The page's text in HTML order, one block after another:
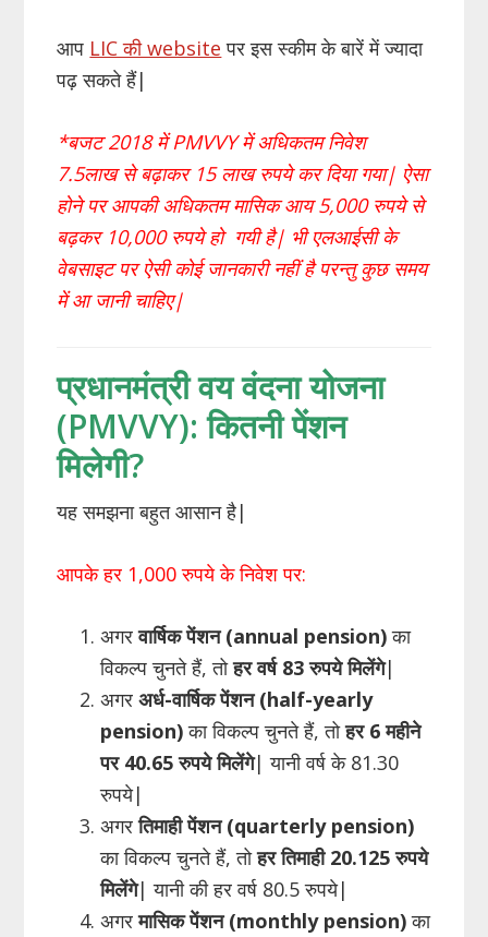
आप LIC की website पर इस स्कीम के बारें में ज्यादा
पढ़ सकते हैं|
*बजट 2018 में PMVVY में अधिकतम निवेश
7.5लाख से बढ़ाकर 15 लाख रुपये कर दिया गया| ऐसा
होने पर आपकी अधिकतम मासिक आय 5,000 रुपये से
बढ़कर 10,000 रुपये हो गयी है| भी एलआईसी के
वेबसाइट पर ऐसी कोई जानकारी नहीं है परन्तु कुछ समय
में आ जानी चाहिए|
प्रधानमंत्री वय वंदना योजना
(PMVVY): कितनी पेंशन
मिलेगी?
यह समझना बहुत आसान है|
आपके हर 1,000 रुपये के निवेश पर:
अगरवार्षिक पेंशन (annual pension)का
विकल्प चुनते हैं, तोहर वर्ष 83 रुपये मिलेंगे|
अगरअर्ध-वार्षिक पेंशन (half-yearly
pension)का विकल्प चुनते हैं, तोहर 6 महीने
पर 40.65 रुपये मिलेंगे| यानी वर्ष के 81.30
रुपये|
अगरतिमाही पेंशन (quarterly pension)
का विकल्प चुनते हैं, तोहर तिमाही 20.125 रुपये
मिलेंगे| यानी की हर वर्ष 80.5 रुपये|
अगरमासिक पेंशन (monthly pension)का